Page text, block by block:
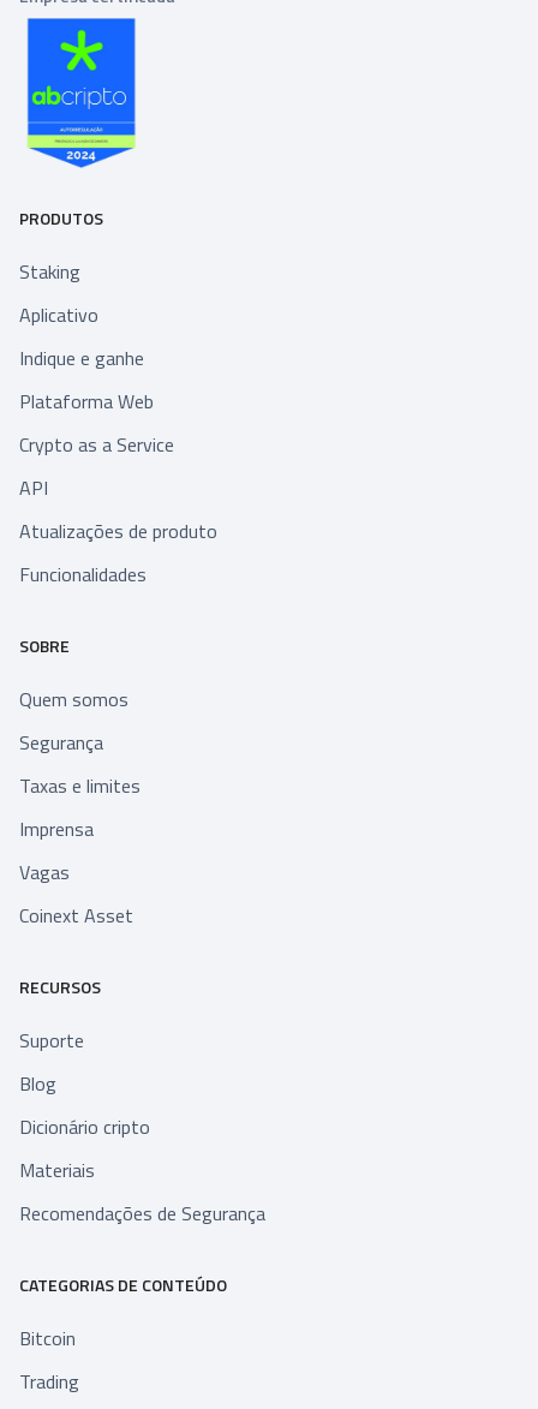
PRODUTOS
Staking
Aplicativo
Indique e ganhe
Plataforma Web
Crypto as a Service
API
Atualizações de produto
Funcionalidades
SOBRE
Quem somos
Segurança
Taxas e limites
Imprensa
Vagas
Coinext Asset
RECURSOS
Suporte
Blog
Dicionário cripto
Materiais
Recomendações de Segurança
CATEGORIAS DE CONTEÚDO
Bitcoin
Trading